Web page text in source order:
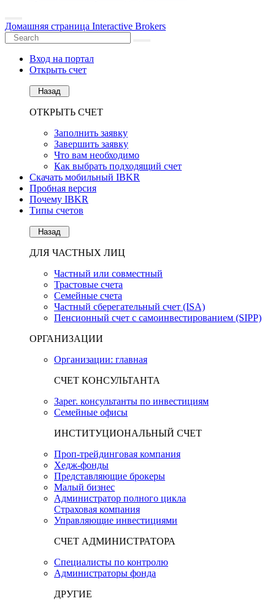
Домашняя страница Interactive Brokers
Вход на портал
Открыть счет
Назад
ОТКРЫТЬ СЧЕТ
Заполнить заявку
Завершить заявку
Что вам необходимо
Как выбрать подходящий счет
Скачать мобильный IBKR
Пробная версия
Почему IBKR
Типы счетов
Назад
ДЛЯ ЧАСТНЫХ ЛИЦ
Частный или совместный
Трастовые счета
Семейные счета
Частный сберегательный счет (ISA)
Пенсионный счет с самоинвестированием (SIPP)
ОРГАНИЗАЦИИ
Организации: главная
СЧЕТ КОНСУЛЬТАНТА
Зарег. консультанты по инвестициям
Семейные офисы
ИНСТИТУЦИОНАЛЬНЫЙ СЧЕТ
Проп-трейдинговая компания
Хедж-фонды
Представляющие брокеры
Малый бизнес
Администратор полного цикла
Страховая компания
Управляющие инвестициями
СЧЕТ АДМИНИСТРАТОРА
Специалисты по контролю
Администраторы фонда
ДРУГИЕ